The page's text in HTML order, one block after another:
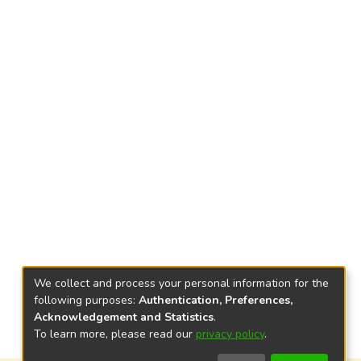
We collect and process your personal information for the
following purposes: Authentication, Preferences,
Acknowledgement and Statistics.
To learn more, please read our privacy policy.